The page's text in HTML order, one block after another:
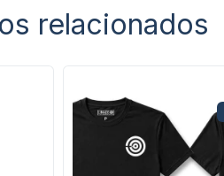
relacionados